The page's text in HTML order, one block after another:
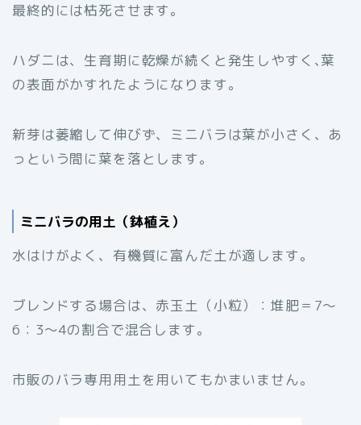
最終的には枯死させます。
ハダニは、生育期に乾燥が続くと発生しやすく､葉
の表面がかすれたようになります。
新芽は萎縮して伸びず、ミニバラは葉が小さく、あ
っという間に葉を落とします。
ミニバラの用土（鉢植え）
水はけがよく、有機質に富んだ土が適します。
ブレンドする場合は、赤玉土（小粒）：堆肥＝7～
6：3～4の割合で混合します。
市販のバラ専用用土を用いてもかまいません。